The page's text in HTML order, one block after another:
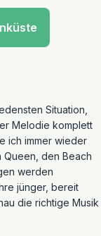
Situation,
Melodie komplett
ich immer wieder
Queen, den Beach
werden
jünger, bereit
die richtige Musik